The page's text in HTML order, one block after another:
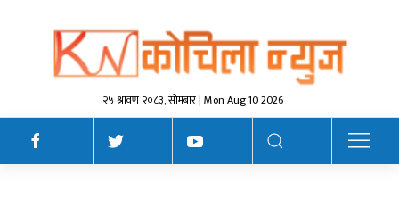
२५ श्रावण २०८३, सोमबार | Mon Aug 10 2026